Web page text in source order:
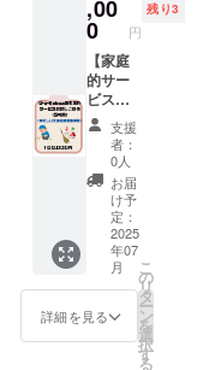
に表記
されま
す。 商
品開封
前には
必ずお
届けの
リター
ンに貼
付され
たラベ
ルや注
意書き
をご確
認くだ
さい。
名称：
子５個
をお送
りしま
す。
【お菓
子】 名
称：米
粉カヌ
レ 内容
量：１
個
原材料
及び添
加物等
の食品
表示は
お届け
商品の
,00
0 円
残り3
【家庭
的サー
ビス提
供お試
しチ
ケット
（5時
間）】
5時間で
できる
範囲に
なりま
すが、
草むし
りまた
は家庭
支援
者：
0人
お届
け予
定：
2025
年07
月
詳細を見る
こ
の
リ
タ
ー
ン
を
選
択
す
る